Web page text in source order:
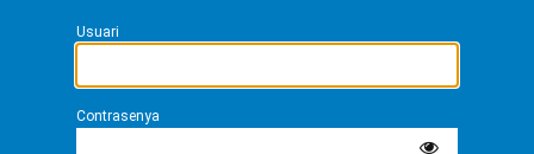
Usuari
Contrasenya